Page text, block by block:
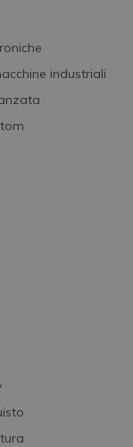
industriali